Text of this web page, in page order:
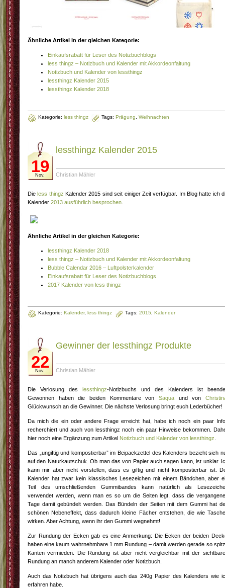
Ähnliche Artikel in der gleichen Kategorie:
Einkaufsrabatt für Leser des Notizbuchblogs
less thingz – Notizbuch und Kalender mit Akkordeonfaltung
Notizbuch und Kalender von lessthingz
lessthingz Kalender 2015
lessthingz Kalender 2018
Kategorie: less thingz Tags: Prägung Weihnachten
19
Nov.
lessthingz Kalender 2015
Christian Mähler
Dieless thingz Kalender 2015 sind seit einiger Zeit verfügbar. Im Blog hatte ich
Kalender 2013 ausführlich besprochen
Ähnliche Artikel in der gleichen Kategorie:
lessthingz Kalender 2018
less thingz – Notizbuch und Kalender mit Akkordeonfaltung
Bubble Calendar 2016 – Luftpolsterkalender
Einkaufsrabatt für Leser des Notizbuchblogs
2017 Kalender von less thingz
Kategorie: Kalender, less thingz Tags: 2015 Kalender
22
Nov.
Gewinner der lessthingz Produkte
Christian Mähler
Die Verlosung des lessthingz-Notizbuchs und des Kalenders ist
Gewonnen haben die beiden Kommentare von Saqua und von
Glückwunsch an die Gewinner. Die nächste Verlosung bringt euch Lederbücher!
Da mich die ein oder andere Frage erreicht hat, habe ich noch ein paar
recherchiert und auch von lessthingz noch ein paar Hinweise bekommen.
hier noch eine Ergänzung zum Artikel Notizbuch und Kalender von lessthingz
Das „ungiftig und kompostierbar” im Beipackzettel des Kalenders bezieht sich
auf den Naturkautschuk. Ob man das von Papier auch sagen kann, ist unklar.
kann mir aber nicht vorstellen, dass es giftig und nicht kompostierbar ist.
Kalender hat zwar kein klassisches Lesezeichen mit einem Bändchen, aber
Teil des umschließenden Gummibandes kann natürlich als
verwendet werden, wenn man es so um die Seiten legt, dass die
Tage damit gebündelt werden. Das Bündeln der Seiten mit dem Gummi hat
schönen Nebeneffekt, dass dadurch kleine Fächer entstehen, die wie
wirken. Aber Achtung, wenn ihr den Gummi wegnehmt!
Zur Rundung der Ecken gab es eine Anmerkung: Die Ecken der beiden
haben eine kaum wahrnehmbare 1 mm Rundung – damit werden gerade so
Kanten vermieden. Die Rundung ist aber nicht vergleichbar mit der
Rundung an manch anderem Kalender oder Notizbuch.
Auch das Notizbuch hat übrigens auch das 240g Papier des Kalenders wie
erfahren habe.